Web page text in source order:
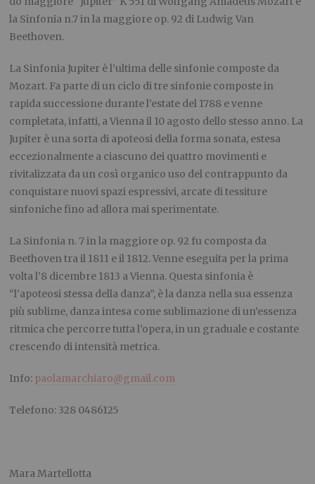
la Sinfonia n.7 in la maggiore op. 92 di Ludwig Van
Beethoven.
La Sinfonia Jupiter è l’ultima delle sinfonie composte da
Mozart. Fa parte di un ciclo di tre sinfonie composte in
rapida successione durante l’estate del 1788 e venne
completata, infatti, a Vienna il 10 agosto dello stesso anno. La
Jupiter è una sorta di apoteosi della forma sonata, estesa
eccezionalmente a ciascuno dei quattro movimenti e
rivitalizzata da un così organico uso del contrappunto da
conquistare nuovi spazi espressivi, arcate di tessiture
sinfoniche fino ad allora mai sperimentate.
La Sinfonia n. 7 in la maggiore op. 92 fu composta da
Beethoven tra il 1811 e il 1812. Venne eseguita per la prima
volta l’8 dicembre 1813 a Vienna. Questa sinfonia è
“l’apoteosi stessa della danza”, è la danza nella sua essenza
più sublime, danza intesa come sublimazione di un’essenza
ritmica che percorre tutta l’opera, in un graduale e costante
crescendo di intensità metrica.
Info: paolamarchiaro@gmail.com
Telefono: 328 0486125
Mara Martellotta